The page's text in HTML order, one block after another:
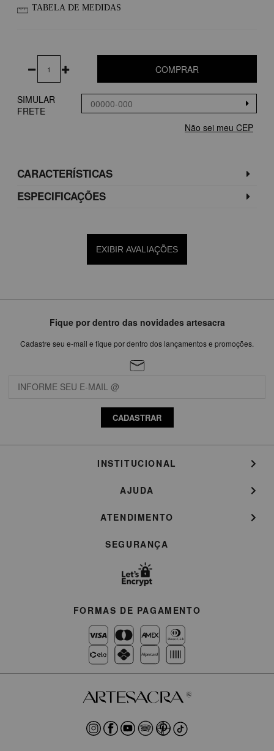
TABELA DE MEDIDAS
COMPRAR
SIMULAR
FRETE
Não sei meu CEP
CARACTERÍSTICAS
ESPECIFICAÇÕES
EXIBIR AVALIAÇÕES
Fique por dentro das novidades artesacra
Cadastre seu e-mail e fique por dentro dos lançamentos e promoções.
CADASTRAR
INSTITUCIONAL
AJUDA
ATENDIMENTO
SEGURANÇA
FORMAS DE PAGAMENTO